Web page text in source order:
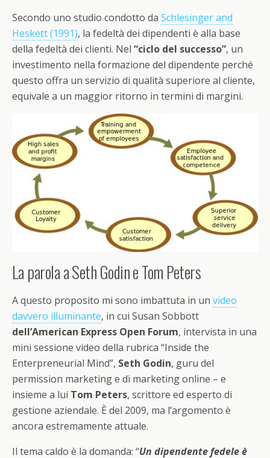
Secondo uno studio condotto da Schlesinger and
Heskett (1991), la fedeltà dei dipendenti è alla base
della fedeltà dei clienti. Nel “ciclo del successo”, un
investimento nella formazione del dipendente perché
questo offra un servizio di qualità superiore al cliente,
equivale a un maggior ritorno in termini di margini.
La parola a Seth Godin e Tom Peters
A questo proposito mi sono imbattuta in un video
davvero illuminante, in cui Susan Sobbott
dell’American Express Open Forum, intervista in una
mini sessione video della rubrica “Inside the
Enterpreneurial Mind”, Seth Godin, guru del
permission marketing e di marketing online – e
insieme a lui Tom Peters, scrittore ed esperto di
gestione aziendale. È del 2009, ma l’argomento è
ancora estremamente attuale.
Il tema caldo è la domanda: “Un dipendente fedele è